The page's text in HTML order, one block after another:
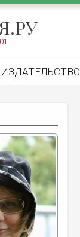
ИЗДАТЕЛЬСТВО